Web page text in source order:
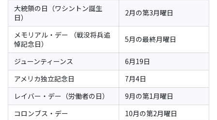
大統領の日（ワシントン誕生
日）
2月の第3月曜日
メモリアル・デー （戦没将兵追
悼記念日）
5月の最終月曜日
ジューンティーンス
6月19日
アメリカ独立記念日
7月4日
レイバー・デー（労働者の日）
9月の第1月曜日
コロンブス・デー
10月の第2月曜日